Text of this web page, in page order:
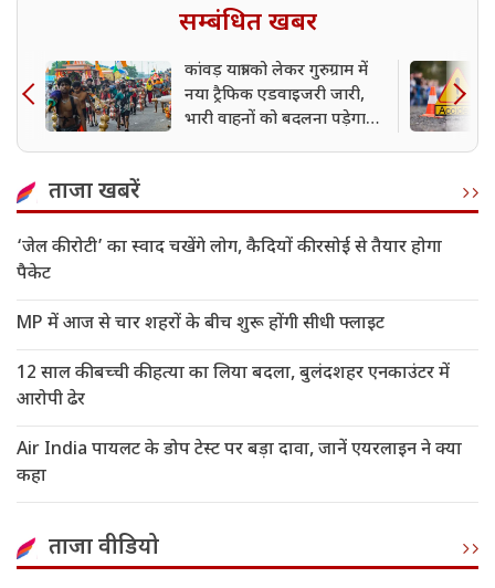
सम्बंधित खबर
कांवड़ यात्रा को लेकर गुरुग्राम में
नया ट्रैफिक एडवाइजरी जारी,
भारी वाहनों को बदलना पड़ेगा
ताजा खबरें
‘जेल की रोटी’ का स्वाद चखेंगे लोग, कैदियों की रसोई से तैयार होगा
पैकेट
MP में आज से चार शहरों के बीच शुरू होंगी सीधी फ्लाइट
12 साल की बच्ची की हत्या का लिया बदला, बुलंदशहर एनकाउंटर में
आरोपी ढेर
Air India पायलट के डोप टेस्ट पर बड़ा दावा, जानें एयरलाइन ने क्या
कहा
ताजा वीडियो